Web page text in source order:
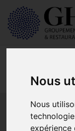
Nous
Nous
expérience
Actualités
Economie